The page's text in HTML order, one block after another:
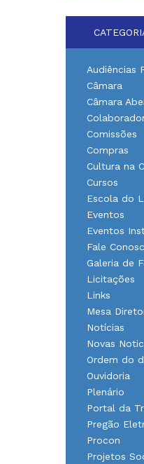
Audiências
Câmara
Câmara
Comissões
Compras
Cultura na
Cursos
Escola do
Eventos
Eventos
Fale
Galeria de
Licitações
Links
Mesa
Notícias
Novas
Ordem do
Ouvidoria
Plenário
Portal da
Pregão
Procon
Projetos